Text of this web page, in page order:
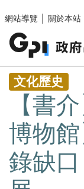
網站導覽
關於本站
:::
文化歷史
【書
博物
錄缺